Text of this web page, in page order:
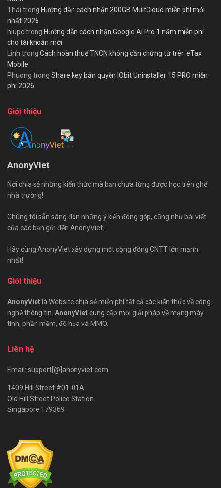
Thái trong Hướng dẫn cách nhận 200GB MultCloud miễn phí mới
nhất 2026
hiupctrong Hướng dẫn cách nhận Google AI Pro 1 năm miễn phí
cho tài khoản mới
Linh trong Cách hoàn thuế TNCN không cần chứng từ trên eTax
Mobile
Phuong trong Share key bản quyền IObit Uninstaller 15 PRO miễn
phí 2026
Giới thiệu
AnonyViet
Nơi chia sẻ những kiến thức mà bạn chưa từng được học trên ghế
nhà trường!
Chúng tôi sẵn sàng đón những ý kiến đóng góp, cũng như bài viết
của các bạn gửi đến AnonyViet.
Hãy cùng AnonyViet xây dựng một cộng đồng CNTT lớn mạnh
nhất!
Giới thiệu
AnonyViet là Website chia sẻ miễn phí tất cả các kiến thức về công
nghệ thông tin. AnonyViet cung cấp mọi giải pháp về mạng máy
tính, phần mềm, đồ họa và MMO.
Liên hệ
Email: support[@]anonyviet.com
1409 Hill Street #01-01A
Old Hill Street Police Station
Singapore 179369